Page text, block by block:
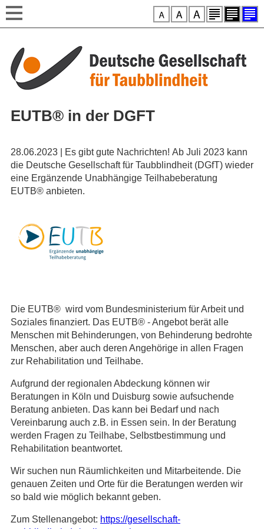
Direkt zum Inhalt
Style-Switcher
EUTB® in der DGFT
28.06.2023 | Es gibt gute Nachrichten! Ab Juli 2023 kann
die Deutsche Gesellschaft für Taubblindheit (DGfT) wieder
eine Ergänzende Unabhängige Teilhabeberatung
EUTB® anbieten.
Die EUTB® wird vom Bundesministerium für Arbeit und
Soziales finanziert. Das EUTB® - Angebot berät alle
Menschen mit Behinderungen, von Behinderung bedrohte
Menschen, aber auch deren Angehörige in allen Fragen
zur Rehabilitation und Teilhabe.
Aufgrund der regionalen Abdeckung können wir
Beratungen in Köln und Duisburg sowie aufsuchende
Beratung anbieten. Das kann bei Bedarf und nach
Vereinbarung auch z.B. in Essen sein. In der Beratung
werden Fragen zu Teilhabe, Selbstbestimmung und
Rehabilitation beantwortet.
Wir suchen nun Räumlichkeiten und Mitarbeitende. Die
genauen Zeiten und Orte für die Beratungen werden wir
so bald wie möglich bekannt geben.
Zum Stellenangebot: https://gesellschaft-